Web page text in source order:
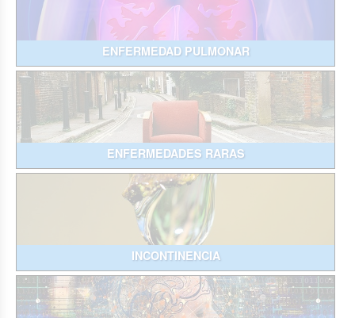
ENFERMEDAD PULMONAR
ENFERMEDADES RARAS
INCONTINENCIA